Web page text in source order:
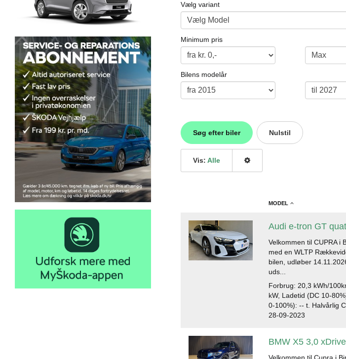
Vælg variant
Minimum pris
Bilens modelår
Søg efter biler Nulstil
Vis: Alle
MODEL
Audi e-tron GT
Velkommen til CUPRA i
med en WLTP
bilen, udløber
uds...
Forbrug: 20,3 kWh/
kW, Ladetid (DC 10-
0-100%): -- t. Halvårlig
28-09-2023
BMW X5 3,0
Velkommen til Cupra i